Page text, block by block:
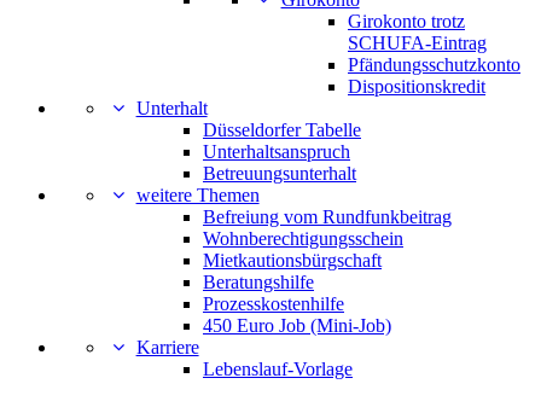
Girokonto trotz
SCHUFA-Eintrag
Pfändungsschutzkonto
Dispositionskredit
Unterhalt
Düsseldorfer Tabelle
Unterhaltsanspruch
Betreuungsunterhalt
weitere Themen
Befreiung vom Rundfunkbeitrag
Wohnberechtigungsschein
Mietkautionsbürgschaft
Beratungshilfe
Prozesskostenhilfe
450 Euro Job (Mini-Job)
Karriere
Lebenslauf-Vorlage